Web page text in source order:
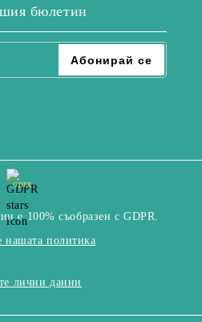
бюлетин
GDPR
е 100% съобразен с GDPR.
нашата политика
лични данни